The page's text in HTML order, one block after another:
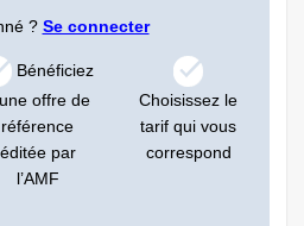
? Se connecter
Bénéficiez
offre de
référence
éditée par
l’AMF
Choisissez le
tarif qui vous
correspond